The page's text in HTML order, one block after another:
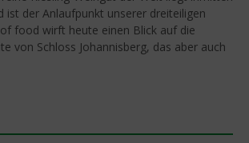
ist der Anlaufpunkt unserer dreiteiligen
food wirft heute einen Blick auf die
von Schloss Johannisberg, das aber auch